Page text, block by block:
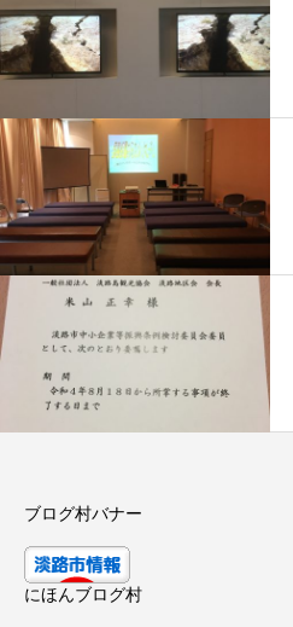
ブログ村バナー
にほんブログ村